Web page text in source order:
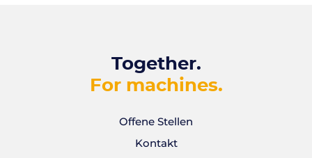
Together.
For machines.
Offene Stellen
Kontakt